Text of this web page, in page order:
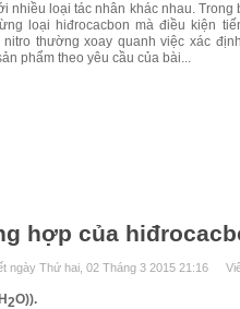
loại tác nhân khác nhau. Trong
loại hiđrocacbon mà điều kiện
thường xoay quanh việc xác
phẩm theo yêu cầu của bài...
hợp của
ngày Thứ hai, 02 Tháng 3 2015 21:16
2O)).